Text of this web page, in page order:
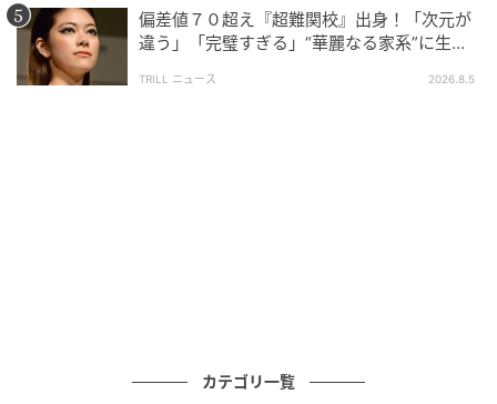
対して、X上ではファンを中心に多くのコメントが寄せ
られています。
偏差値７０超え『超難関校』出身！「次元が
違う」「完璧すぎる」“華麗なる家系”に生ま
TRILL ニュース 2026.8.5
カテゴリ一覧